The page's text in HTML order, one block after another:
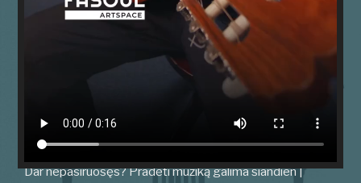
Dar nepasiruošęs? Pradėti muziką galima šiandien |